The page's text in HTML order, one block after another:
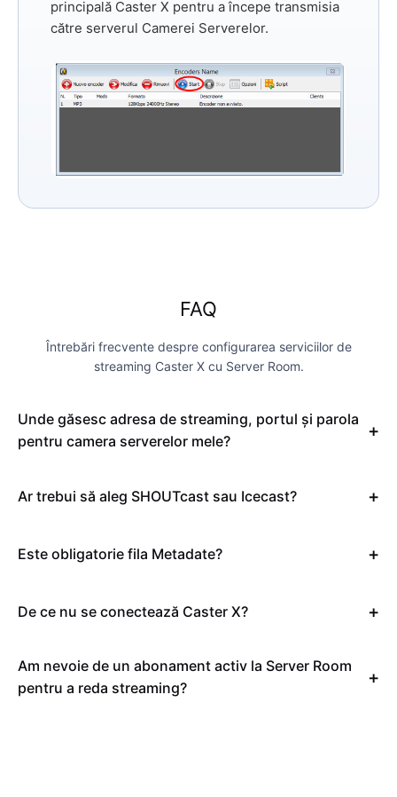
principală Caster X pentru a începe transmisia
către serverul Camerei Serverelor.
FAQ
Întrebări frecvente despre configurarea serviciilor de
streaming Caster X cu Server Room.
Unde găsesc adresa de streaming, portul și parola
pentru camera serverelor mele?
Ar trebui să aleg SHOUTcast sau Icecast?
Este obligatorie fila Metadate?
De ce nu se conectează Caster X?
Am nevoie de un abonament activ la Server Room
pentru a reda streaming?